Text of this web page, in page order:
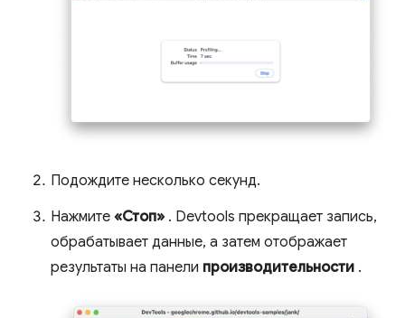
Подождите несколько секунд.
Нажмите «Стоп» . Devtools прекращает запись,
обрабатывает данные, а затем отображает
результаты на панели производительности .